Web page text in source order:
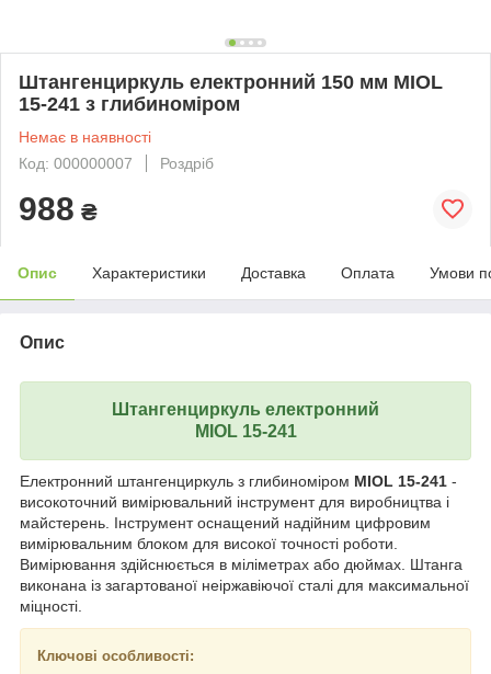
Штангенциркуль електронний 150 мм MIOL
15-241 з глибиноміром
Немає в наявності
Код: 000000007
Роздріб
988 ₴
Опис Характеристики Доставка Оплата Умови
Опис
Штангенциркуль електронний
MIOL 15-241
Електронний штангенциркуль з глибиноміром MIOL 15-241 -
високоточний вимірювальний інструмент для виробництва і
майстерень. Інструмент оснащений надійним цифровим
вимірювальним блоком для високої точності роботи.
Вимірювання здійснюється в міліметрах або дюймах. Штанга
виконана із загартованої неіржавіючої сталі для максимальної
міцності.
Ключові особливості: